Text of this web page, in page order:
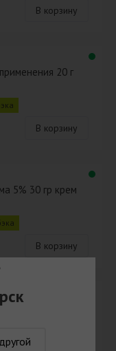
В корзину
20 г
В корзину
5% 30 гр крем
В корзину
применения 30